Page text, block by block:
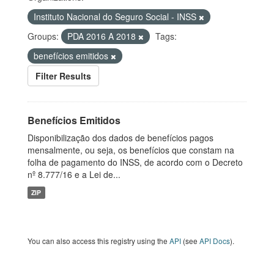
Instituto Nacional do Seguro Social - INSS
Groups:
PDA 2016 A 2018
Tags:
benefícios emitidos
Filter Results
Benefícios Emitidos
Disponibilização dos dados de benefícios pagos
mensalmente, ou seja, os benefícios que constam na
folha de pagamento do INSS, de acordo com o Decreto
nº 8.777/16 e a Lei de...
ZIP
You can also access this registry using the API (see API Docs).